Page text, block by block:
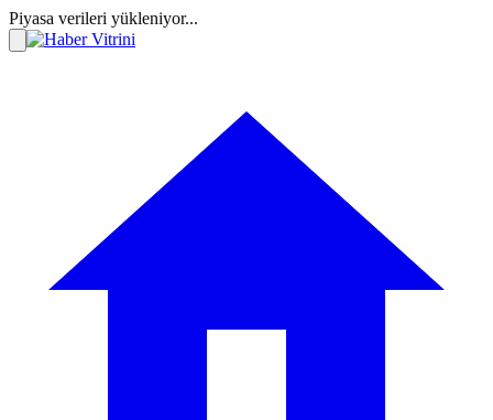
Piyasa verileri yükleniyor...